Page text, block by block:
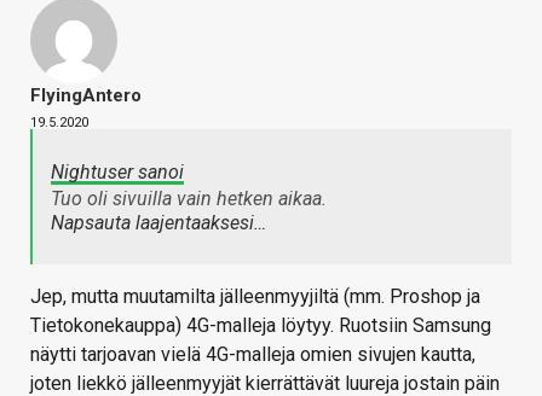
FlyingAntero
19.5.2020
Nightuser sanoi
Tuo oli sivuilla vain hetken aikaa.
Napsauta laajentaaksesi…
Jep, mutta muutamilta jälleenmyyjiltä (mm. Proshop ja
Tietokonekauppa) 4G-malleja löytyy. Ruotsiin Samsung
näytti tarjoavan vielä 4G-malleja omien sivujen kautta,
joten liekkö jälleenmyyjät kierrättävät luureja jostain päin